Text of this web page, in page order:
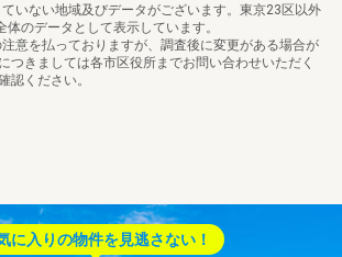
いない地域及びデータがございます。東京23区以外
のデータとして表示しています。
意を払っておりますが、調査後に変更がある場合が
つきましては各市区役所までお問い合わせいただく
認ください。
に入りの物件を見逃さない！